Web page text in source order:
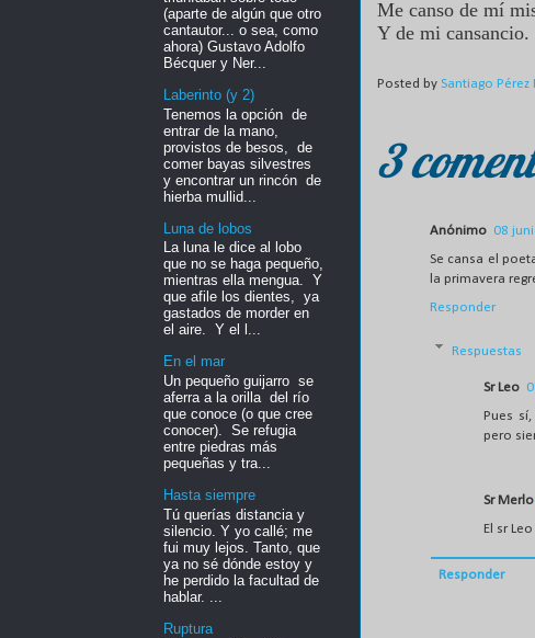
Me canso de mí
Y de mi cansancio.
Posted by Santiago Pérez
3
Anónimo 08
Se cansa el
la primavera
Responder
Respuestas
Sr Leo
Pues
pero
Sr Merlo
El sr
Responder
(aparte de algún que otro
cantautor... o sea, como
ahora) Gustavo Adolfo
Bécquer y Ner...
Laberinto (y 2)
Tenemos la opción de
entrar de la mano,
provistos de besos, de
comer bayas silvestres
y encontrar un rincón de
hierba mullid...
Luna de lobos
La luna le dice al lobo
que no se haga pequeño,
mientras ella mengua. Y
que afile los dientes, ya
gastados de morder en
el aire. Y el l...
En el mar
Un pequeño guijarro se
aferra a la orilla del río
que conoce (o que cree
conocer). Se refugia
entre piedras más
pequeñas y tra...
Hasta siempre
Tú querías distancia y
silencio. Y yo callé; me
fui muy lejos. Tanto, que
ya no sé dónde estoy y
he perdido la facultad de
hablar. ...
Ruptura